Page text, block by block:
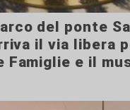
del ponte
il via libera
Famiglie e il